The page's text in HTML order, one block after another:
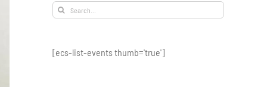
Search
for:
[ecs-list-events thumb='true']